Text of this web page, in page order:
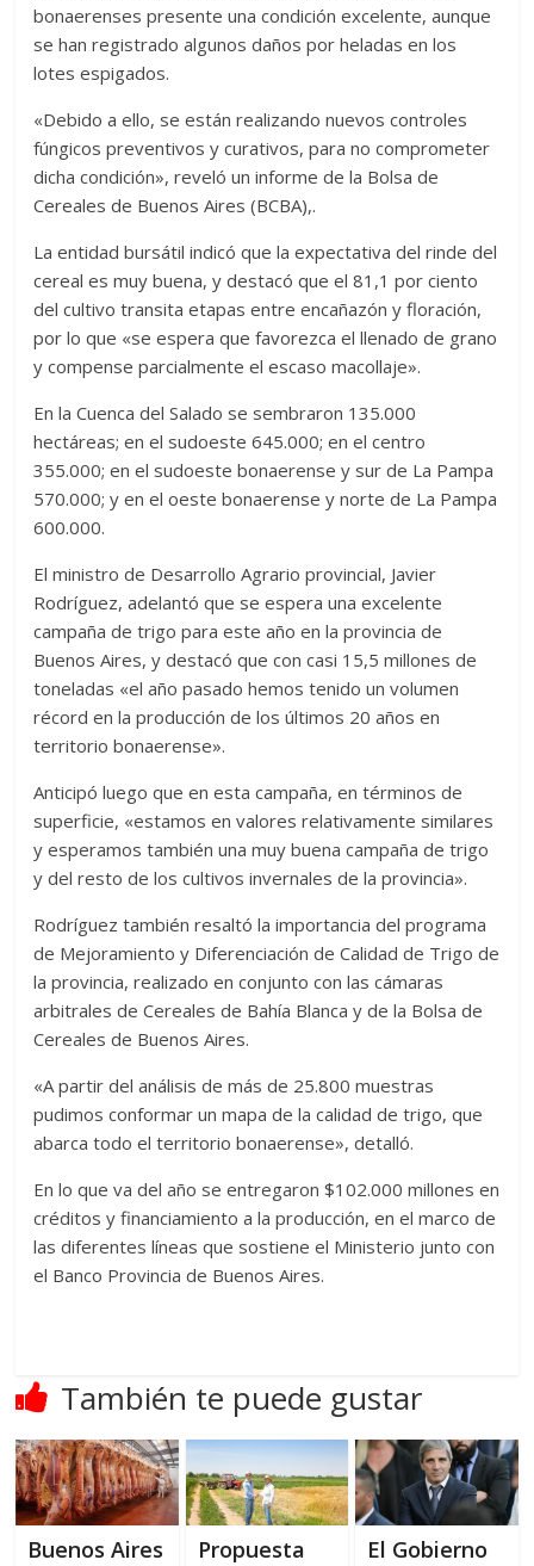
bonaerenses presente una condición excelente, aunque
se han registrado algunos daños por heladas en los
lotes espigados.
«Debido a ello, se están realizando nuevos controles
fúngicos preventivos y curativos, para no comprometer
dicha condición», reveló un informe de la Bolsa de
Cereales de Buenos Aires (BCBA),.
La entidad bursátil indicó que la expectativa del rinde del
cereal es muy buena, y destacó que el 81,1 por ciento
del cultivo transita etapas entre encañazón y floración,
por lo que «se espera que favorezca el llenado de grano
y compense parcialmente el escaso macollaje».
En la Cuenca del Salado se sembraron 135.000
hectáreas; en el sudoeste 645.000; en el centro
355.000; en el sudoeste bonaerense y sur de La Pampa
570.000; y en el oeste bonaerense y norte de La Pampa
600.000.
El ministro de Desarrollo Agrario provincial, Javier
Rodríguez, adelantó que se espera una excelente
campaña de trigo para este año en la provincia de
Buenos Aires, y destacó que con casi 15,5 millones de
toneladas «el año pasado hemos tenido un volumen
récord en la producción de los últimos 20 años en
territorio bonaerense».
Anticipó luego que en esta campaña, en términos de
superficie, «estamos en valores relativamente similares
y esperamos también una muy buena campaña de trigo
y del resto de los cultivos invernales de la provincia».
Rodríguez también resaltó la importancia del programa
de Mejoramiento y Diferenciación de Calidad de Trigo de
la provincia, realizado en conjunto con las cámaras
arbitrales de Cereales de Bahía Blanca y de la Bolsa de
Cereales de Buenos Aires.
«A partir del análisis de más de 25.800 muestras
pudimos conformar un mapa de la calidad de trigo, que
abarca todo el territorio bonaerense», detalló.
En lo que va del año se entregaron $102.000 millones en
créditos y financiamiento a la producción, en el marco de
las diferentes líneas que sostiene el Ministerio junto con
el Banco Provincia de Buenos Aires.
También te puede gustar
Buenos Aires
Propuesta
El Gobierno